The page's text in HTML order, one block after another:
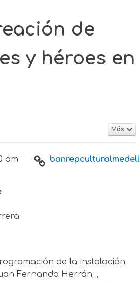
de
y héroes en
Más
am
de la instalación
Fernando Herrán_,